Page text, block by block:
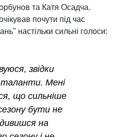
та Катя Осадча.
почути під час
настільки сильні голоси:
звідки
таланти. Мені
що сильніше
бути не
на